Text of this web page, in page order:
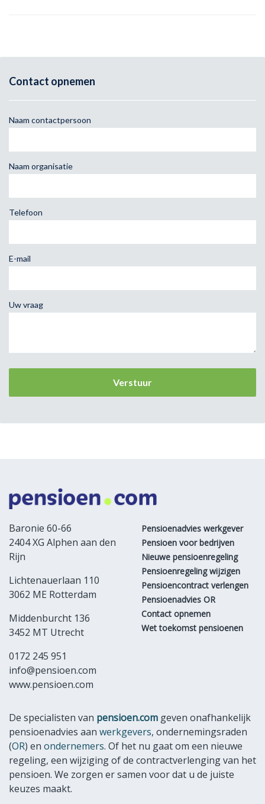
Contact opnemen
Naam contactpersoon
Naam organisatie
Telefoon
E-mail
Uw vraag
Baronie 60-66
2404 XG Alphen aan den
Rijn
Lichtenauerlaan 110
3062 ME Rotterdam
Middenburcht 136
3452 MT Utrecht
0172 245 951
info@pensioen.com
www.pensioen.com
Pensioenadvies werkgever
Pensioen voor bedrijven
Nieuwe pensioenregeling
Pensioenregeling wijzigen
Pensioencontract verlengen
Pensioenadvies OR
Contact opnemen
Wet toekomst pensioenen
De specialisten van pensioen.com geven onafhankelijk
pensioenadvies aan werkgevers, ondernemingsraden
(OR) en ondernemers. Of het nu gaat om een nieuwe
regeling, een wijziging of de contractverlenging van het
pensioen. We zorgen er samen voor dat u de juiste
keuzes maakt.